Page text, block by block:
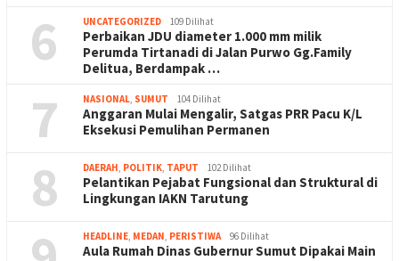
6 UNCATEGORIZED 109 Dilihat
Perbaikan JDU diameter 1.000 mm milik
Perumda Tirtanadi di Jalan Purwo Gg.Family
Delitua, Berdampak …
7 NASIONAL, SUMUT 104 Dilihat
Anggaran Mulai Mengalir, Satgas PRR Pacu K/L
Eksekusi Pemulihan Permanen
8 DAERAH, POLITIK, TAPUT 102 Dilihat
Pelantikan Pejabat Fungsional dan Struktural di
Lingkungan IAKN Tarutung
HEADLINE, MEDAN, PERISTIWA 96 Dilihat
Aula Rumah Dinas Gubernur Sumut Dipakai Main